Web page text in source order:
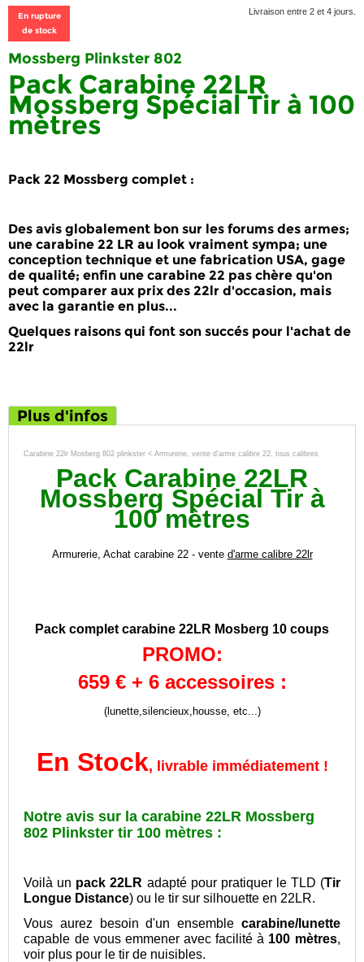
En rupture
de stock
Livraison entre 2 et 4 jours.
Mossberg Plinkster 802
Pack Carabine 22LR
Mossberg Spécial Tir à 100
mètres
Pack 22 Mossberg complet :
Des avis globalement bon sur les forums des armes;
une carabine 22 LR au look vraiment sympa; une
conception technique et une fabrication USA, gage
de qualité; enfin une carabine 22 pas chère qu'on
peut comparer aux prix des 22lr d'occasion, mais
avec la garantie en plus...
Quelques raisons qui font son succés pour l'achat de
22lr
Plus d'infos
Carabine 22lr Mosberg 802 plinkster < Armurerie, vente d'arme calibre 22, tous calibres
Pack Carabine 22LR
Mossberg Spécial Tir à
100 mètres
Armurerie, Achat carabine 22 - vente d'arme calibre 22lr
Pack complet carabine 22LR Mosberg 10 coups
PROMO:
659 € + 6 accessoires :
(lunette,silencieux,housse, etc...)
En Stock, livrable immédiatement !
Notre avis sur la carabine 22LR Mossberg
802 Plinkster tir 100 mètres :
Voilà un pack 22LR adapté pour pratiquer le TLD (Tir
Longue Distance) ou le tir sur silhouette en 22LR.
Vous aurez besoin d'un ensemble carabine/lunette
capable de vous emmener avec facilité à 100 mètres,
voir plus pour le tir de nuisibles.